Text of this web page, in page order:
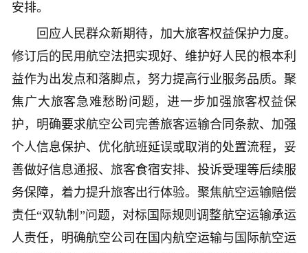
安排。
回应人民群众新期待，加大旅客权益保护力度。
修订后的民用航空法把实现好、维护好人民的根本利
益作为出发点和落脚点，努力提高行业服务品质。聚
焦广大旅客急难愁盼问题，进一步加强旅客权益保
护，明确要求航空公司完善旅客运输合同条款、加强
个人信息保护、优化航班延误或取消的处置流程，妥
善做好信息通报、旅客食宿安排、投诉受理等后续服
务保障，着力提升旅客出行体验。聚焦航空运输赔偿
责任“双轨制”问题，对标国际规则调整航空运输承运
人责任，明确航空公司在国内航空运输与国际航空运